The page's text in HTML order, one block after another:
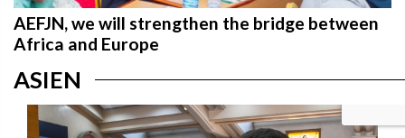
AEFJN, we will strengthen the bridge between
Africa and Europe
ASIEN